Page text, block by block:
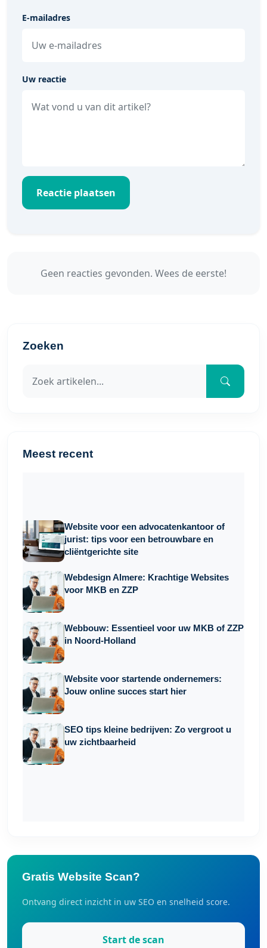
E-mailadres
Uw reactie
Reactie plaatsen
Geen reacties gevonden. Wees de eerste!
Zoeken
Meest recent
Website voor een advocatenkantoor of
jurist: tips voor een betrouwbare en
cliëntgerichte site
Webdesign Almere: Krachtige Websites
voor MKB en ZZP
Webbouw: Essentieel voor uw MKB of ZZP
in Noord-Holland
Website voor startende ondernemers:
Jouw online succes start hier
SEO tips kleine bedrijven: Zo vergroot u
uw zichtbaarheid
Gratis Website Scan?
Ontvang direct inzicht in uw SEO en snelheid score.
Start de scan